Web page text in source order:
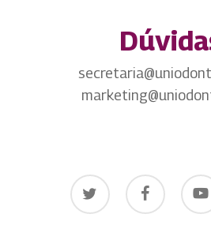
twitter facebook